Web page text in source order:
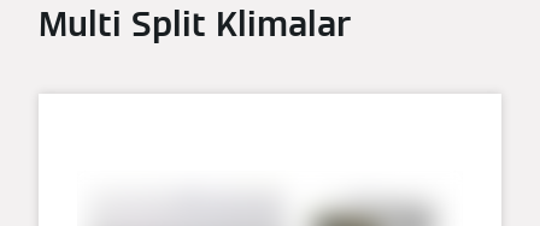
Multi Split Klimalar